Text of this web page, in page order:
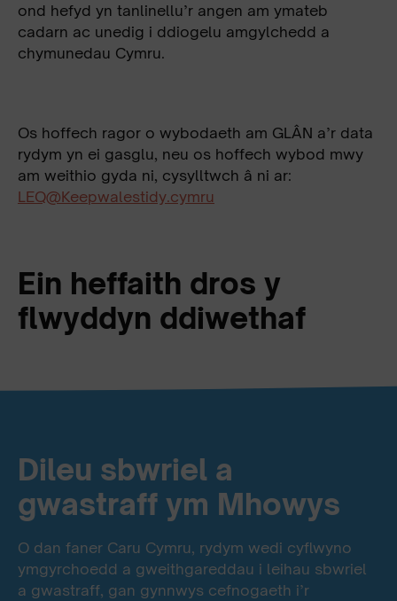
ond hefyd yn tanlinellu’r angen am ymateb
cadarn ac unedig i ddiogelu amgylchedd a
chymunedau Cymru.
Os hoffech ragor o wybodaeth am GLÂN a’r data
rydym yn ei gasglu, neu os hoffech wybod mwy
am weithio gyda ni, cysylltwch â ni ar:
LEQ@Keepwalestidy.cymru
Ein heffaith dros y
flwyddyn ddiwethaf
Dileu sbwriel a
gwastraff ym Mhowys
O dan faner Caru Cymru, rydym wedi cyflwyno
ymgyrchoedd a gweithgareddau i leihau sbwriel
a gwastraff, gan gynnwys cefnogaeth i’r